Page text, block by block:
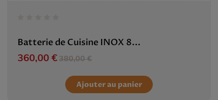
Batterie de Cuisine INOX 8...
Prix
360,00 € Prix de base
380,00 €
Ajouter au panier